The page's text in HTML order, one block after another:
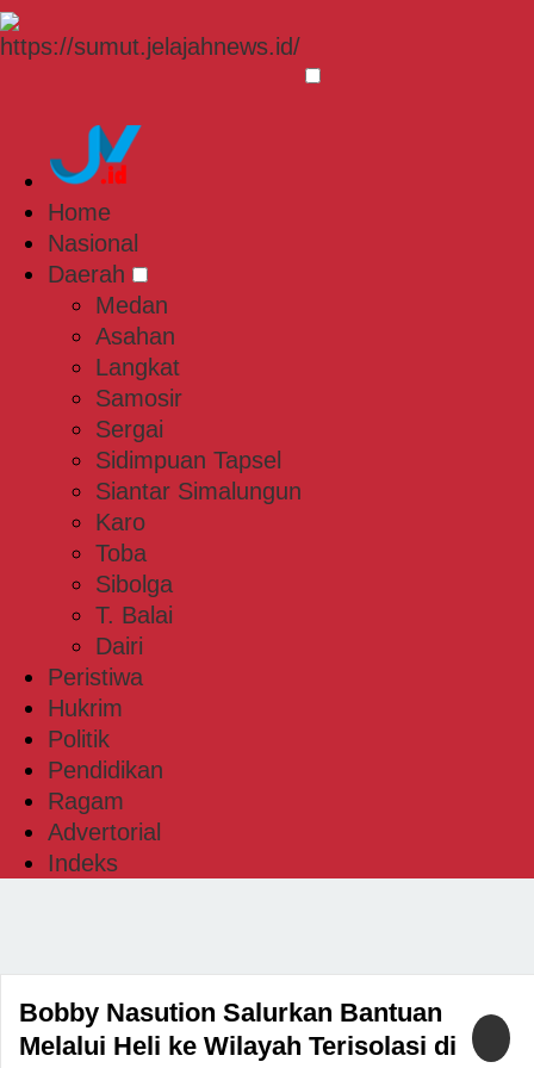
Home
Nasional
Daerah
Medan
Asahan
Langkat
Samosir
Sergai
Sidimpuan Tapsel
Siantar Simalungun
Karo
Toba
Sibolga
T. Balai
Dairi
Peristiwa
Hukrim
Politik
Pendidikan
Ragam
Advertorial
Indeks
Bobby Nasution Salurkan Bantuan
Melalui Heli ke Wilayah Terisolasi di